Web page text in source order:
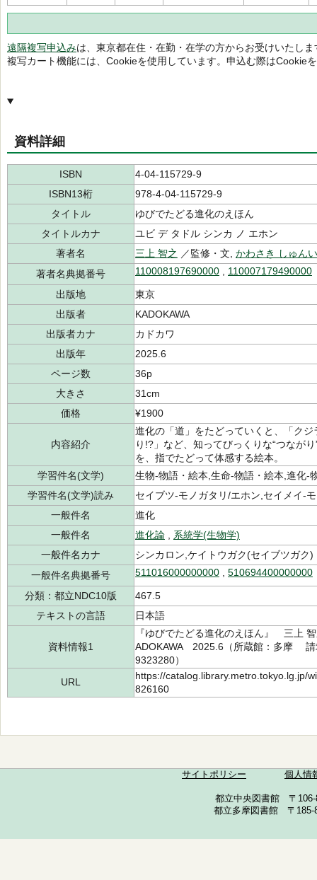
遠隔複写申込みは、東京都在住・在勤・在学の方からお受けいたしま
複写カート機能には、Cookieを使用しています。申込む際はCookie
資料詳細
ISBN
4-04-115729-9
ISBN13桁
978-4-04-115729-9
タイトル
ゆびでたどる進化のえほん
タイトルカナ
ユビ デ タドル シンカ ノ エホン
著者名
三上 智之 ／監修・文, かわさき しゅん
著者名典拠番号
110008197690000 110007179490000
出版地
東京
出版者
KADOKAWA
出版者カナ
カドカワ
出版年
2025.6
ページ数
36p
大きさ
31cm
価格
¥1900
内容紹介
進化の「道」をたどっていくと、「ク
り!?」など、知ってびっくりな“つなが
を、指でたどって体感する絵本。
学習件名(文学)
生物-物語・絵本,生命-物語・絵本,進化-
学習件名(文学)読み
セイブツ-モノガタリ/エホン,セイメイ-
一般件名
進化
一般件名
進化論
系統学(生物学)
一般件名カナ
シンカロン,ケイトウガク(セイブツガク)
一般件名典拠番号
511016000000000 510694400000000
分類：都立NDC10版
467.5
テキストの言語
日本語
資料情報1
『ゆびでたどる進化のえほん』 三上
ADOKAWA 2025.6（所蔵館：多摩
9323280）
URL
https://catalog.library.metro.tokyo.lg.jp/
826160
サイトポリシー 個人情
都立中央図書館 〒
都立多摩図書館 〒185-